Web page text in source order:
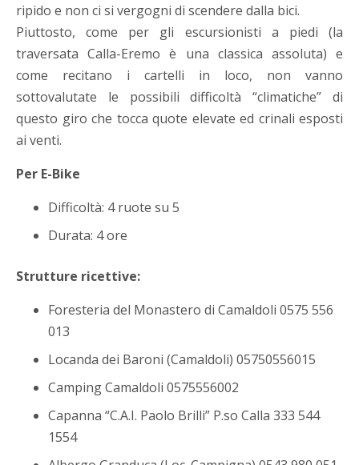
ripido e non ci si vergogni di scendere dalla bici.
Piuttosto, come per gli escursionisti a piedi (la
traversata Calla-Eremo è una classica assoluta) e
come recitano i cartelli in loco, non vanno
sottovalutate le possibili difficoltà “climatiche” di
questo giro che tocca quote elevate ed crinali esposti
ai venti.
Per E-Bike
Difficoltà: 4 ruote su 5
Durata: 4 ore
Strutture ricettive:
Foresteria del Monastero di Camaldoli 0575 556
013
Locanda dei Baroni (Camaldoli) 05750556015
Camping Camaldoli 0575556002
Capanna “C.A.I. Paolo Brilli” P.so Calla 333 544
1554